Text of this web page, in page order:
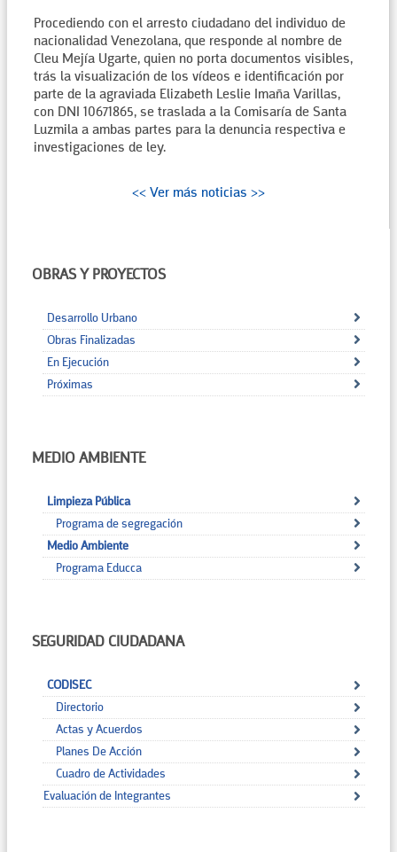
Procediendo con el arresto ciudadano del individuo de
nacionalidad Venezolana, que responde al nombre de
Cleu Mejía Ugarte, quien no porta documentos visibles,
trás la visualización de los vídeos e identificación por
parte de la agraviada Elizabeth Leslie Imaña Varillas,
con DNI 10671865, se traslada a la Comisaría de Santa
Luzmila a ambas partes para la denuncia respectiva e
investigaciones de ley.
<< Ver más noticias >>
OBRAS Y PROYECTOS
Desarrollo Urbano
Obras Finalizadas
En Ejecución
Próximas
MEDIO AMBIENTE
Limpieza Pública
Programa de segregación
Medio Ambiente
Programa Educca
SEGURIDAD CIUDADANA
CODISEC
Directorio
Actas y Acuerdos
Planes De Acción
Cuadro de Actividades
Evaluación de Integrantes